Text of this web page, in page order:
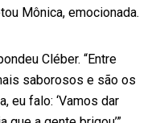
Mônica, emocionada.
Cléber. “Entre
saborosos e são os
eu falo: ‘Vamos dar